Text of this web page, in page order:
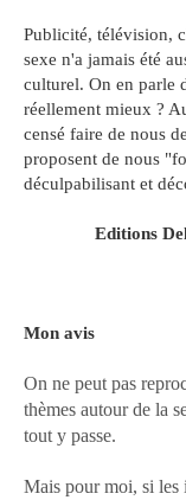
Publicité, télévision,
sexe n'a jamais été
culturel. On en parle
réellement mieux ?
censé faire de nous
proposent de nous
déculpabilisant et
Editions
Mon avis
On ne peut pas
thèmes autour de la
tout y passe.
Mais pour moi, si les